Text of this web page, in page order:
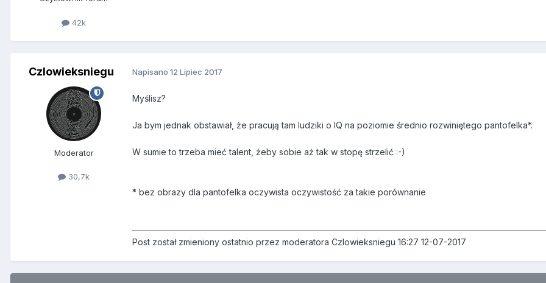
42k
Czlowieksniegu
Moderator
30,7k
Napisano 12 Lipiec 2017
Myślisz?
Ja bym jednak obstawiał, że pracują tam ludziki o IQ na poziomie średnio rozwiniętego pantofelka*.
W sumie to trzeba mieć talent, żeby sobie aż tak w stopę strzelić :-)
* bez obrazy dla pantofelka oczywista oczywistość za takie porównanie
Post został zmieniony ostatnio przez moderatora Czlowieksniegu 16:27 12-07-2017